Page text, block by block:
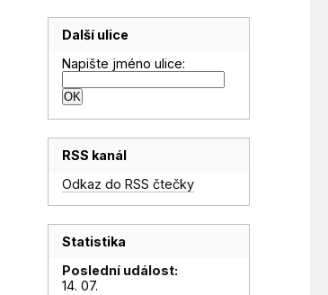
Další ulice
Napište jméno ulice:
RSS kanál
Odkaz do RSS čtečky
Statistika
Poslední událost:
14. 07.